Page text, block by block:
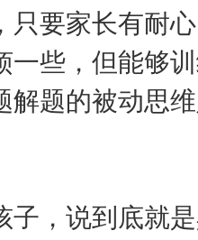
只要家长有耐
一些，但能够
解题的被动思
，说到底就是